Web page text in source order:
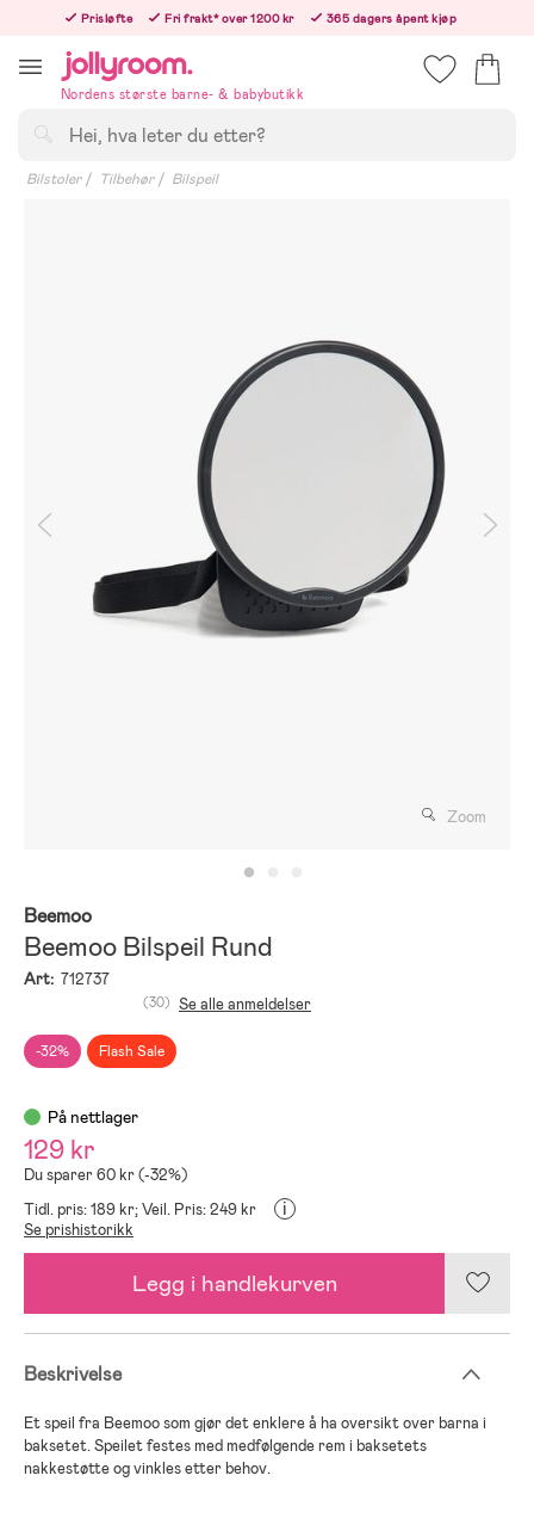
innehållet
Prisløfte Fri frakt* over 1200 kr
365 dagers åpent kjøp
Nordens største barne- & babybutikk
Bilstoler Tilbehør Bilspeil
Zoom
Beemoo
Beemoo Bilspeil Rund
Art: 712737
-32% Flash Sale
(30) Se alle anmeldelser
På nettlager
129 kr
Du sparer 60 kr (-32%)
Tidl. pris: 189 kr;Veil. Pris: 249 kr i
Se prishistorikk
Legg i handlekurven
Beskrivelse
Et speil fra Beemoo som gjør det enklere å ha oversikt over barna i
baksetet. Speilet festes med medfølgende rem i baksetets
nakkestøtte og vinkles etter behov.